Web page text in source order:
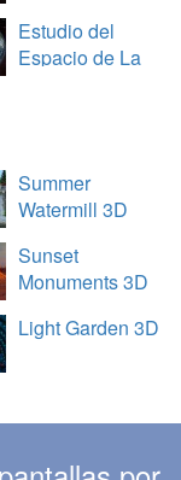
Estudio del
Espacio de La
Summer
Watermill 3D
Sunset
Monuments 3D
Light Garden 3D